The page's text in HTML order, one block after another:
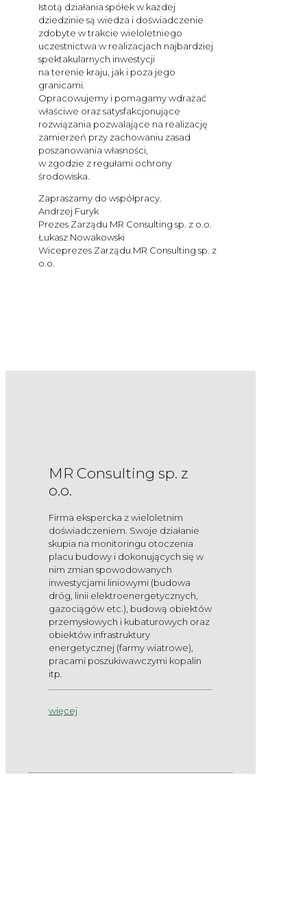
Istotą działania spółek w każdej
dziedzinie są wiedza i doświadczenie
zdobyte w trakcie wieloletniego
uczestnictwa w realizacjach najbardziej
spektakularnych inwestycji
na terenie kraju, jak i poza jego
granicami.
Opracowujemy i pomagamy wdrażać
właściwe oraz satysfakcjonujące
rozwiązania pozwalające na realizację
zamierzeń przy zachowaniu zasad
poszanowania własności,
w zgodzie z regułami ochrony
środowiska.
Zapraszamy do współpracy.
Andrzej Furyk
Prezes Zarządu MR Consulting sp. z o.o.
Łukasz Nowakowski
Wiceprezes Zarządu MR Consulting sp. z
o.o.
MR Consulting sp. z
o.o.
Firma ekspercka z wieloletnim
doświadczeniem. Swoje działanie
skupia na monitoringu otoczenia
placu budowy i dokonujących się w
nim zmian spowodowanych
inwestycjami liniowymi (budowa
dróg, linii elektroenergetycznych,
gazociągów etc.), budową obiektów
przemysłowych i kubaturowych oraz
obiektów infrastruktury
energetycznej (farmy wiatrowe),
pracami poszukiwawczymi kopalin
itp.
więcej